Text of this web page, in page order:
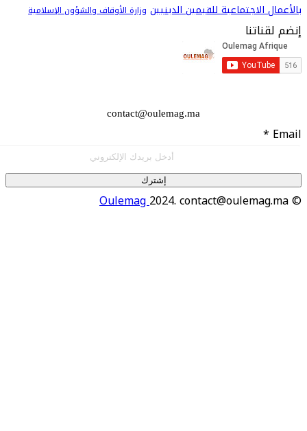
الاجتماعية للقيمين الدينيين وزارة الأوقاف والشؤون الإسلامية
contact@oulemag.ma
Oulemag2024.